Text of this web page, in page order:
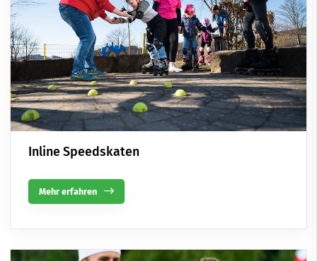
Inline Speedskaten
Mehr erfahren